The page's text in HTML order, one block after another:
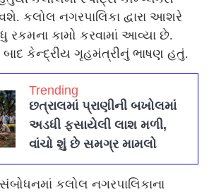
કલોલ નગરપાલિકા દ્વારા આશરે
રકમના કામો કરવામાં આવ્યા છે.
બાદ કેન્દ્રીય ગૃહમંત્રીનું ભાષણ હતું.
Trending
છત્રાલમાં પ્રાણીની બખોલમાં
અડધી ફસાયેલી લાશ મળી,
વાંચો શું છે સમગ્ર મામલો
કલોલ નગરપાલિકાના